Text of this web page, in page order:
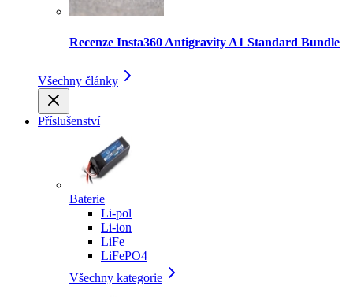
Recenze Insta360 Antigravity A1 Standard Bundle
Všechny články
Příslušenství
Baterie
Li-pol
Li-ion
LiFe
LiFePO4
Všechny kategorie